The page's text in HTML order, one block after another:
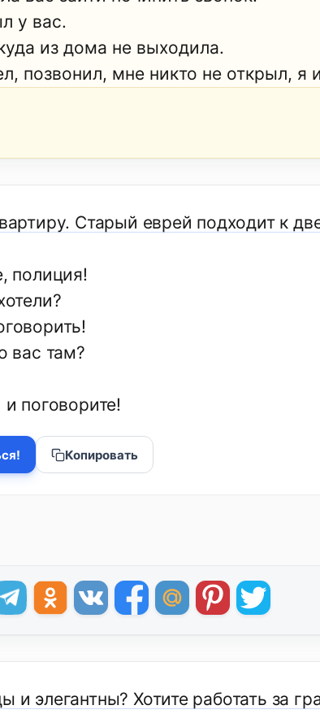
у вас.
из дома не выходила.
позвонил, мне никто не открыл, я
Старый еврей подходит к
полиция!
вас там?
поговорите!
Копировать
и элегантны? Хотите работать за